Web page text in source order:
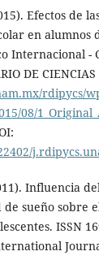
Efectos de
en alumnos
Internacional -
DE
rdipycs/
08/
Influencia
sueño sobre
ISSN